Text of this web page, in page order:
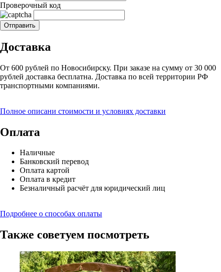
Проверочный код
Доставка
От 600 рублей по Новосибирску. При заказе на сумму от 30 000
рублей доставка бесплатна. Доставка по всей территории РФ
транспортными компаниями.
Полное описани стоимости и условиях доставки
Оплата
Наличные
Банковский перевод
Оплата картой
Оплата в кредит
Безналичный расчёт для юридический лиц
Подробнее о способах оплаты
Также советуем посмотреть